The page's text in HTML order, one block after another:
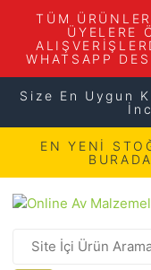
TÜM
ÜYELERE
WHATSAPP
Size En Uygun
EN YENİ